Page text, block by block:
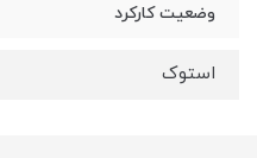
وضعیت کارکرد
استوک